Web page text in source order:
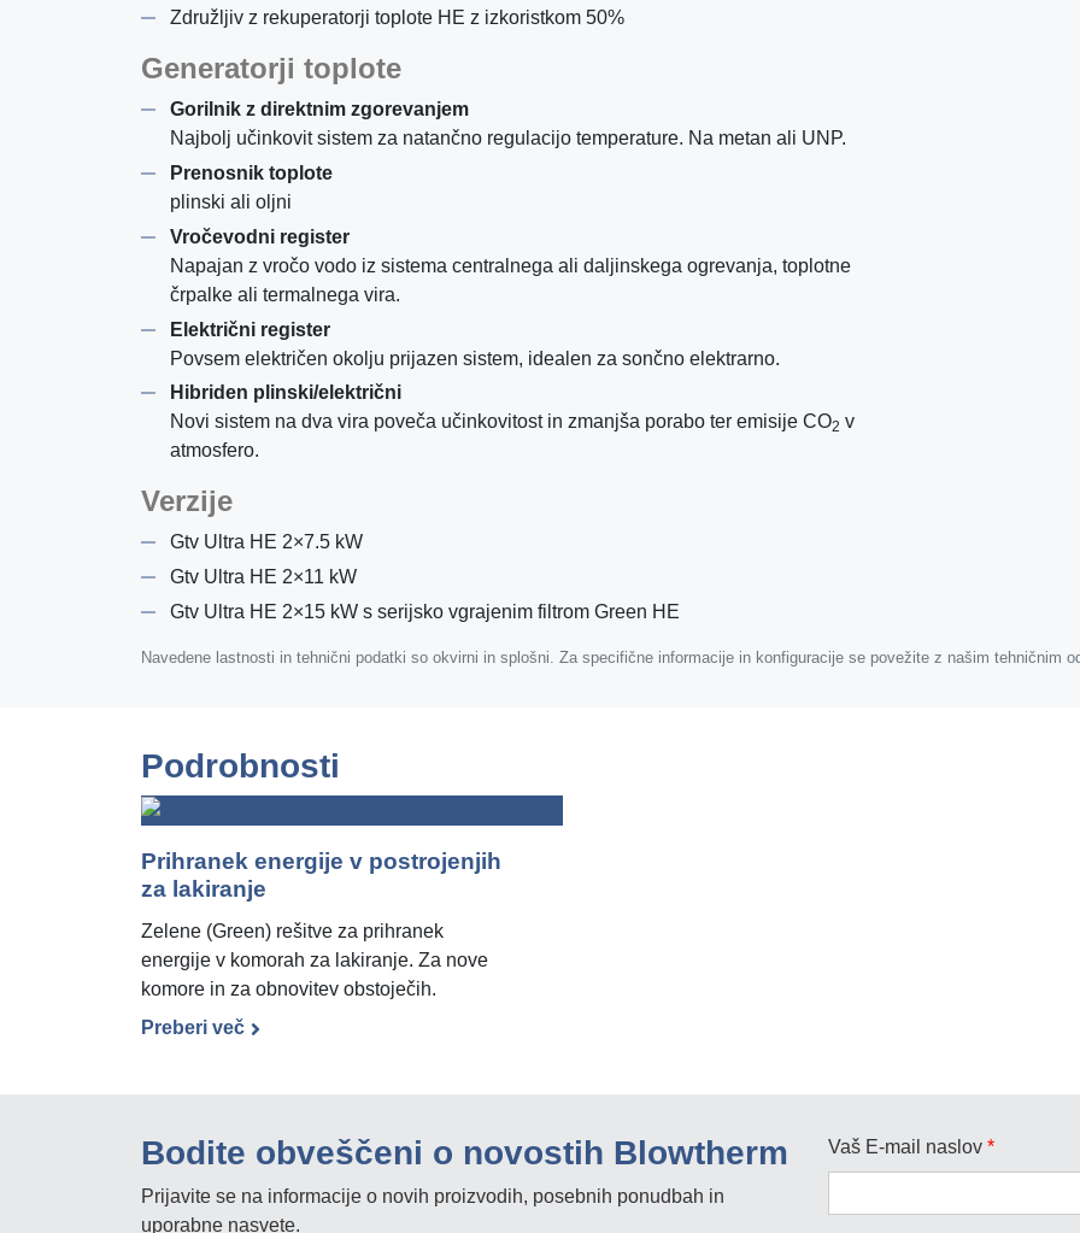
Združljiv z rekuperatorji toplote HE z izkoristkom 50%
Generatorji toplote
Gorilnik z direktnim zgorevanjem
Najbolj učinkovit sistem za natančno regulacijo temperature. Na metan ali UNP.
Prenosnik toplote
plinski ali oljni
Vročevodni register
Napajan z vročo vodo iz sistema centralnega ali daljinskega ogrevanja, toplotne
črpalke ali termalnega vira.
Električni register
Povsem električen okolju prijazen sistem, idealen za sončno elektrarno.
Hibriden plinski/električni
Novi sistem na dva vira poveča učinkovitost in zmanjša porabo ter emisije CO2 v
atmosfero.
Verzije
Gtv Ultra HE 2×7.5 kW
Gtv Ultra HE 2×11 kW
Gtv Ultra HE 2×15 kW s serijsko vgrajenim filtrom Green HE
Navedene lastnosti in tehnični podatki so okvirni in splošni. Za specifične informacije in konfiguracije se povežite z našim tehničnim
Podrobnosti
Prihranek energije v postrojenjih
za lakiranje
Zelene (Green) rešitve za prihranek
energije v komorah za lakiranje. Za nove
komore in za obnovitev obstoječih.
Preberi več
Bodite obveščeni o novostih Blowtherm
Prijavite se na informacije o novih proizvodih, posebnih ponudbah in
uporabne nasvete.
Vaš E-mail naslov *